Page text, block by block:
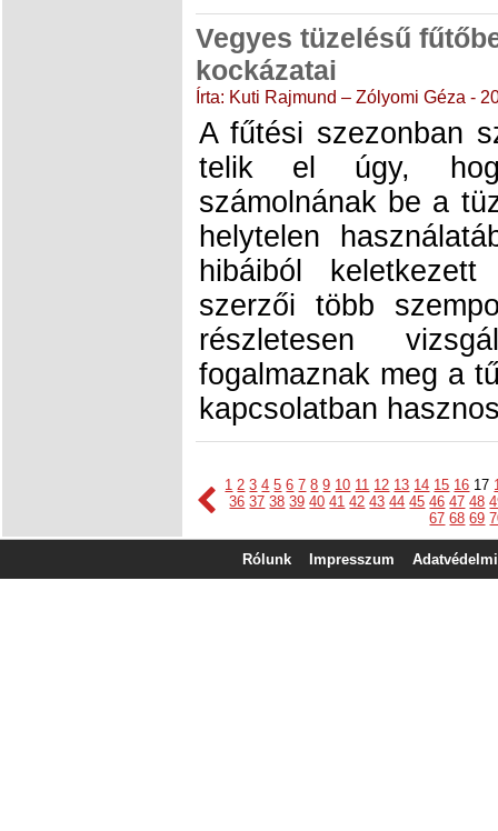
Vegyes tüzelésű
kockázatai
Írta: Kuti Rajmund – Zólyomi Géza -
A fűtési szezonban
telik el úgy,
számolnának be a
helytelen
hibáiból
szerzői több
részletesen
fogalmaznak meg a
kapcsolatban
1 2 3 4 5 6 7 8 9 10 11 12 13 14 15 16 17
36 37 38 39 40 41 42 43 44 45 46 47 48
67 68 69
Rólunk Impresszum